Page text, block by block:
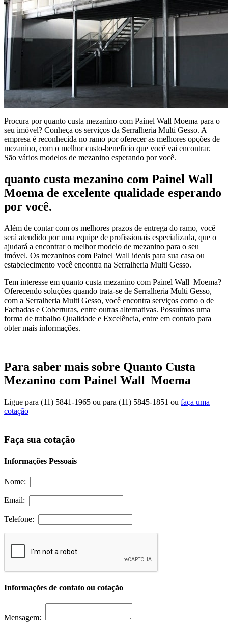
Procura por quanto custa mezanino com Painel Wall Moema para o
seu imóvel? Conheça os serviços da Serralheria Multi Gesso. A
empresa é reconhecida no ramo por oferecer as melhores opções de
mezanino, com o melhor custo-benefício que você vai encontrar.
São vários modelos de mezanino esperando por você.
quanto custa mezanino com Painel Wall
Moema de excelente qualidade esperando
por você.
Além de contar com os melhores prazos de entrega do ramo, você
será atendido por uma equipe de profissionais especializada, que o
ajudará a encontrar o melhor modelo de mezanino para o seu
imóvel. Os mezaninos com Painel Wall ideais para sua casa ou
estabelecimento você encontra na Serralheria Multi Gesso.
Tem interesse em quanto custa mezanino com Painel Wall Moema?
Oferecendo soluções quando trata-se de Serralheria Multi Gesso,
com a Serralheria Multi Gesso, você encontra serviços como o de
Fachadas e Coberturas, entre outras alternativas. Possuímos uma
forma de trabalho Qualidade e Excelência, entre em contato para
obter mais informações.
Para saber mais sobre Quanto Custa
Mezanino com Painel Wall Moema
Ligue para (11) 5841-1965 ou para (11) 5845-1851 ou faça uma
cotação
Faça sua cotação
Informações Pessoais
Nome:
Email:
Telefone:
Informações de contato ou cotação
Mensagem: